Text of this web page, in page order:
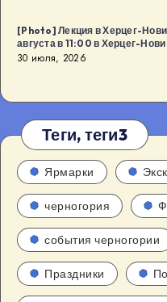
[Photo] Лекция в Херцег-
августа в 11:00 в Херцег-
30 июля, 2026
Теги, теги3
Ярмарки
черногория
события черногории
Праздники